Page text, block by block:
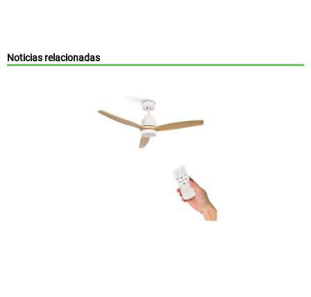
Noticias relacionadas